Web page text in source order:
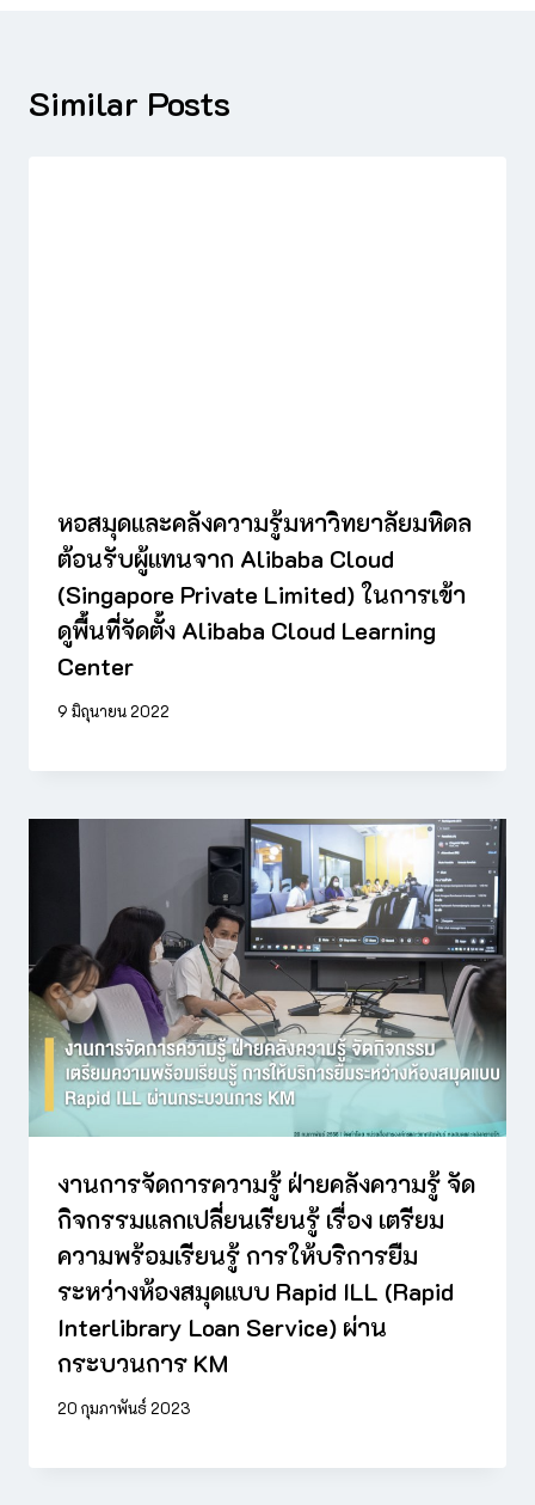
Similar Posts
หอสมุดและคลังความรู้มหาวิทยาลัยมหิดล
ต้อนรับผู้แทนจาก Alibaba Cloud
(Singapore Private Limited) ในการเข้า
ดูพื้นที่จัดตั้ง Alibaba Cloud Learning
Center
9 มิถุนายน 2022
งานการจัดการความรู้ ฝ่ายคลังความรู้ จัด
กิจกรรมแลกเปลี่ยนเรียนรู้ เรื่อง เตรียม
ความพร้อมเรียนรู้ การให้บริการยืม
ระหว่างห้องสมุดแบบ Rapid ILL (Rapid
Interlibrary Loan Service) ผ่าน
กระบวนการ KM
20 กุมภาพันธ์ 2023